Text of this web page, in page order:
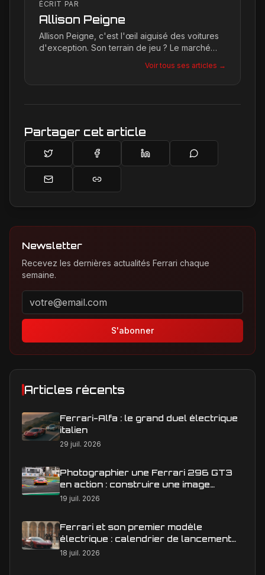
ÉCRIT PAR
Allison Peigne
Allison Peigne, c'est l'œil aiguisé des voitures
d'exception. Son terrain de jeu ? Le marché
une passion contagieuse les dernières
créations, notamment chez Ferrari, sa marque
Voir tous ses articles →
Partager cet article
Newsletter
Recevez les dernières actualités Ferrari chaque
semaine.
Adresse email pour la newsletter
S'abonner
Articles récents
Ferrari-Alfa : le grand duel électrique
italien
29 juil. 2026
Photographier une Ferrari 296 GT3
en action : construire une image
éditoriale qui raconte la course
19 juil. 2026
Ferrari et son premier modèle
électrique : calendrier de lancement
en Europe
18 juil. 2026